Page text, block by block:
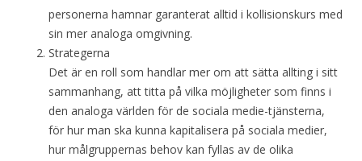
personerna hamnar garanterat alltid i kollisionskurs med
sin mer analoga omgivning.
Strategerna
Det är en roll som handlar mer om att sätta allting i sitt
sammanhang, att titta på vilka möjligheter som finns i
den analoga världen för de sociala medie-tjänsterna,
för hur man ska kunna kapitalisera på sociala medier,
hur målgruppernas behov kan fyllas av de olika